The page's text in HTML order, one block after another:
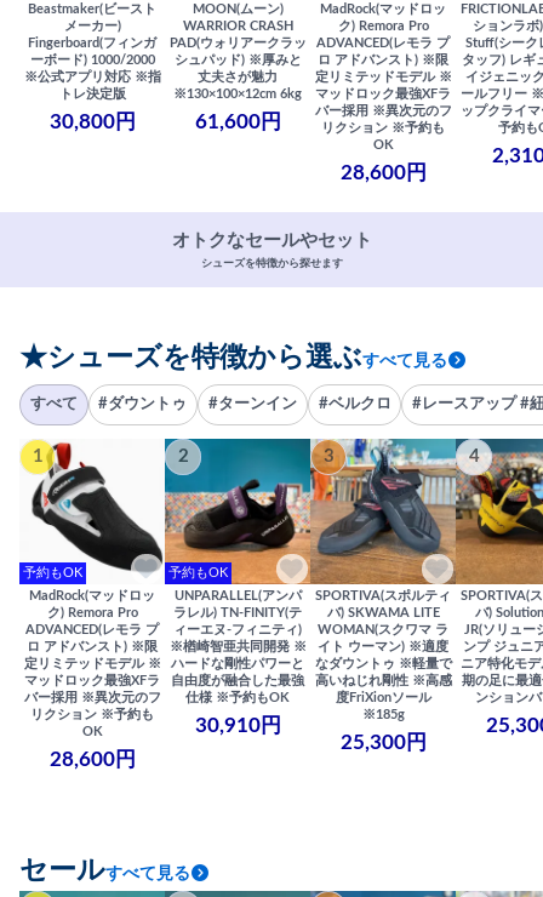
Beastmaker(ビースト
メーカー)
Fingerboard(フィンガ
ーボード) 1000/2000
※公式アプリ対応 ※指
トレ決定版
30,800円
MOON(ムーン)
WARRIOR CRASH
PAD(ウォリアークラッ
シュパッド) ※厚みと
丈夫さが魅力
※130×100×12cm 6kg
61,600円
MadRock(マッドロッ
ク) Remora Pro
ADVANCED(レモラ プ
ロ アドバンスト) ※限
定リミテッドモデル ※
マッドロック最強XFラ
バー採用 ※異次元のフ
リクション ※予約も
OK
28,600円
ションラボ
Stuff(シーク
タッフ) レギ
イジェニッ
ールフリー
ップクライ
予約も
オトクなセールやセット
シューズを特徴から探せます
★シューズを特徴から選ぶすべて見る
すべて #ダウントゥ #ターンイン #ベルクロ #レースアップ #
1
予約もOK
MadRock(マッドロッ
ク) Remora Pro
ADVANCED(レモラ プ
ロ アドバンスト) ※限
定リミテッドモデル ※
マッドロック最強XFラ
バー採用 ※異次元のフ
リクション ※予約も
OK
28,600円
2
予約もOK
UNPARALLEL(アンパ
ラレル) TN-FINITY(テ
ィーエヌ-フィニティ)
※楢崎智亜共同開発 ※
ハードな剛性パワーと
自由度が融合した最強
仕様 ※予約もOK
30,910円
3
SPORTIVA(スポルティ
バ) SKWAMA LITE
WOMAN(スクワマ ラ
イト ウーマン) ※適度
なダウントゥ ※軽量で
高いねじれ剛性 ※高感
度FriXionソール
※185g
25,300円
4
SPORTIVA(
バ)
JR(ソリュー
ンプ ジュニ
ニア特化モ
期の足に最
ンション
セールすべて見る